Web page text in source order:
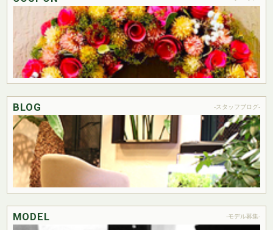
BLOG -スタッフブログ-
MODEL -モデル募集-